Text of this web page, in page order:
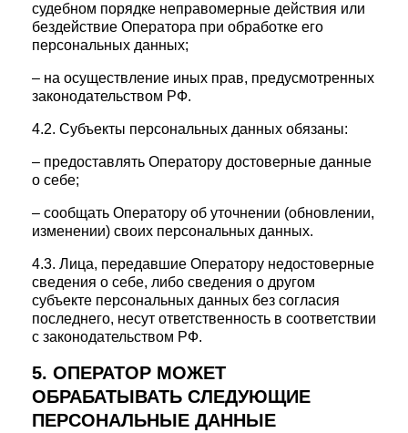
судебном порядке неправомерные действия или
бездействие Оператора при обработке его
персональных данных;
– на осуществление иных прав, предусмотренных
законодательством РФ.
4.2. Субъекты персональных данных обязаны:
– предоставлять Оператору достоверные данные
о себе;
– сообщать Оператору об уточнении (обновлении,
изменении) своих персональных данных.
4.3. Лица, передавшие Оператору недостоверные
сведения о себе, либо сведения о другом
субъекте персональных данных без согласия
последнего, несут ответственность в соответствии
с законодательством РФ.
5. ОПЕРАТОР МОЖЕТ
ОБРАБАТЫВАТЬ СЛЕДУЮЩИЕ
ПЕРСОНАЛЬНЫЕ ДАННЫЕ